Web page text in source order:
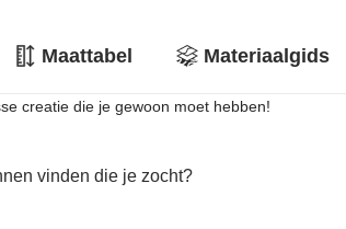
Maattabel Materiaalgids
creatie die je gewoon moet hebben!
vinden die je zocht?